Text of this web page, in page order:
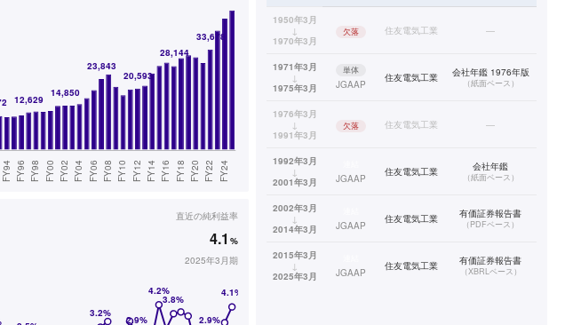
直近の純利益率
4.1 %
2025年3月期
1950年3月
↓
1970年3月
欠落 住友電気工業 —
1971年3月
↓
1975年3月
単体
JGAAP
住友電気工業 会社年鑑 1976年版
（紙面ベース）
1976年3月
↓
1991年3月
欠落 住友電気工業 —
1992年3月
↓
2001年3月
JGAAP
住友電気工業 会社年鑑
（紙面ベース）
2002年3月
↓
2014年3月
JGAAP
住友電気工業 有価証券報告書
（PDFベース）
2015年3月
↓
2025年3月
JGAAP
住友電気工業 有価証券報告書
（XBRLベース）